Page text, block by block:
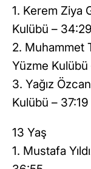
1. Kerem Ziya
Kulübü – 34:29
2. Muhammet
Yüzme
3. Yağız
Kulübü – 37:19
13 Yaş
1. Mustafa